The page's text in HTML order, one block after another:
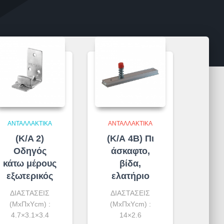
ΑΝΤΑΛΛΑΚΤΙΚΆ
(K/A 2)
Οδηγός
κάτω μέρους
εξωτερικός
ΔΙΑΣΤΑΣΕΙΣ
(ΜxΠxΥcm) :
4.7×3.1×3.4
ΑΝΤΑΛΛΑΚΤΙΚΆ
(Κ/Α 4Β) Πι
άσκαφτο,
βίδα,
ελατήριο
ΔΙΑΣΤΑΣΕΙΣ
(ΜxΠxΥcm) :
14×2.6